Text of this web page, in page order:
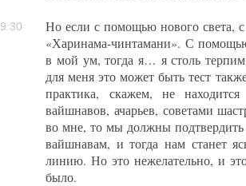
Но если с помощью нового света,
«Харинама-чинтамани». С
в мой ум, тогда я… я столь
для меня это может быть тест
практика, скажем, не
вайшнавов, ачарьев, советами
во мне, то мы должны
вайшнавам, и тогда нам станет
линию. Но это нежелательно, и
было.